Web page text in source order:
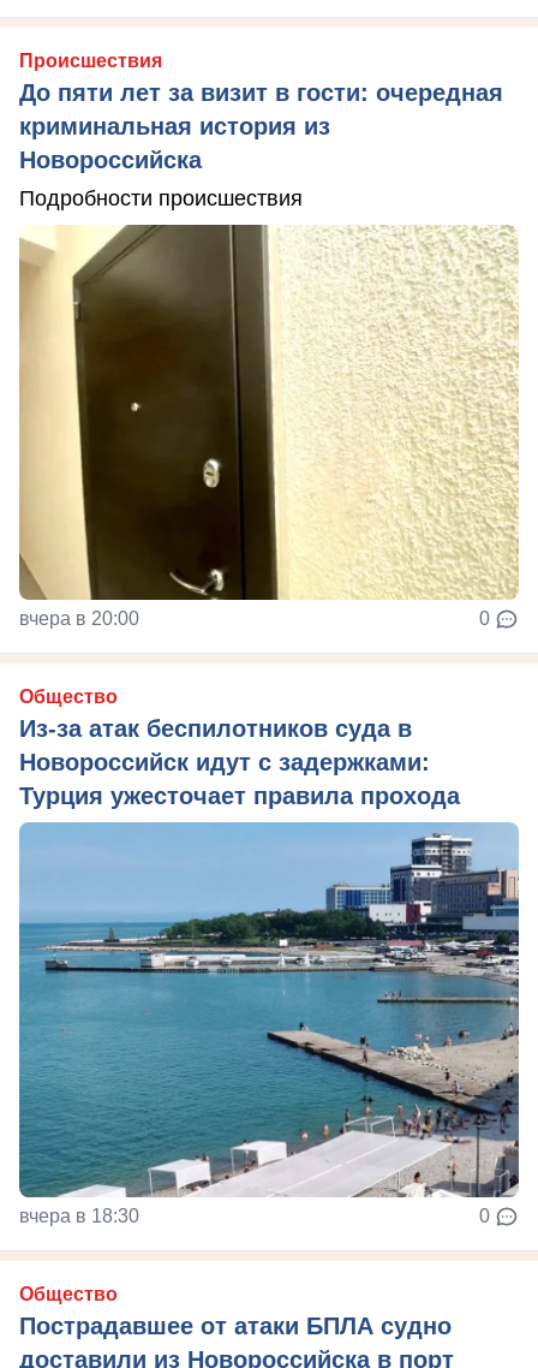
Происшествия
До пяти лет за визит в гости: очередная
криминальная история из
Новороссийска
Подробности происшествия
вчера в 20:00 0
Общество
Из‑за атак беспилотников суда в
Новороссийск идут с задержками:
Турция ужесточает правила прохода
вчера в 18:30 0
Общество
Пострадавшее от атаки БПЛА судно
доставили из Новороссийска в порт